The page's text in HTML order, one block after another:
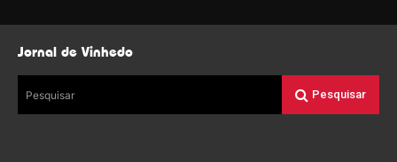
Jornal de Vinhedo
Pesquisar Pesquisar